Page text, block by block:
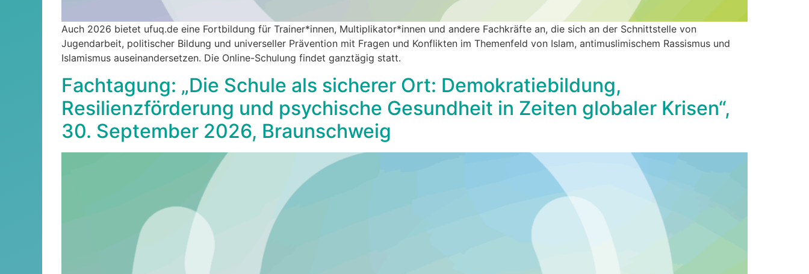
Auch 2026 bietet ufuq.de eine Fortbildung für Trainer*innen, Multiplikator*innen und andere Fachkräfte an, die sich an der Schnittstelle von
Jugendarbeit, politischer Bildung und universeller Prävention mit Fragen und Konflikten im Themenfeld von Islam, antimuslimischem Rassismus und
Islamismus auseinandersetzen. Die Online-Schulung findet ganztägig statt.
Fachtagung: „Die Schule als sicherer Ort: Demokratiebildung,
Resilienzförderung und psychische Gesundheit in Zeiten globaler Krisen“,
30. September 2026, Braunschweig